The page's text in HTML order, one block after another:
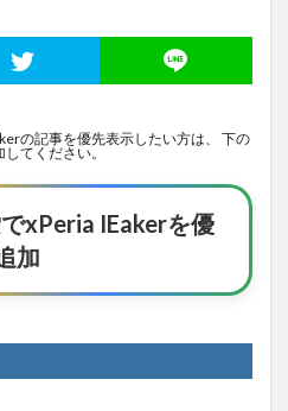
の記事を優先表示したい方は、 下の
てください。
xPeria IEakerを優
加